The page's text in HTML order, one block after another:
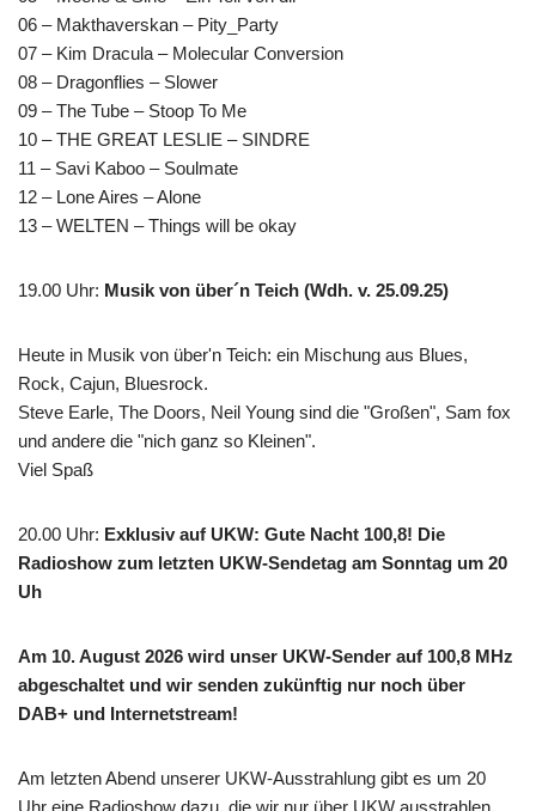
06 – Makthaverskan – Pity_Party
07 – Kim Dracula – Molecular Conversion
08 – Dragonflies – Slower
09 – The Tube – Stoop To Me
10 – THE GREAT LESLIE – SINDRE
11 – Savi Kaboo – Soulmate
12 – Lone Aires – Alone
13 – WELTEN – Things will be okay
19.00 Uhr: Musik von über´n Teich (Wdh. v. 25.09.25)
Heute in Musik von über'n Teich: ein Mischung aus Blues,
Rock, Cajun, Bluesrock.
Steve Earle, The Doors, Neil Young sind die "Großen", Sam fox
und andere die "nich ganz so Kleinen".
Viel Spaß
20.00 Uhr: Exklusiv auf UKW: Gute Nacht 100,8! Die
Radioshow zum letzten UKW-Sendetag am Sonntag um 20
Uh
Am 10. August 2026 wird unser UKW-Sender auf 100,8 MHz
abgeschaltet und wir senden zukünftig nur noch über
DAB+ und Internetstream!
Am letzten Abend unserer UKW-Ausstrahlung gibt es um 20
Uhr eine Radioshow dazu, die wir nur über UKW ausstrahlen.